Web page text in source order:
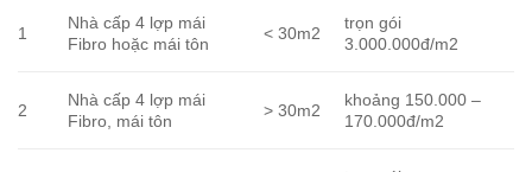
1
Nhà cấp 4 lợp mái
Fibro hoặc mái tôn
< 30m2
trọn gói
3.000.000đ/m2
2
Nhà cấp 4 lợp mái
Fibro, mái tôn
> 30m2
khoảng 150.000 –
170.000đ/m2